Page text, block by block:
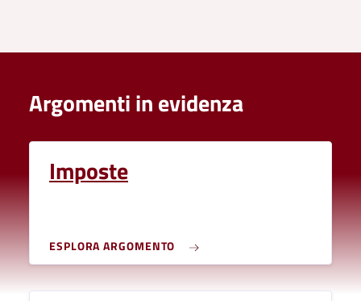
Argomenti in evidenza
Imposte
ESPLORA ARGOMENTO